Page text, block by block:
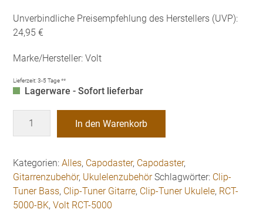
Unverbindliche Preisempfehlung des Herstellers (UVP):
24,95 €
Marke/Hersteller: Volt
Lieferzeit:3-5 Tage **
Lagerware - Sofort lieferbar
RCT-
black
Clip-
Tuner
Gitarre/Bass/Ukulele
In den Warenkorb
Kategorien:Alles, Capodaster, Capodaster,
Gitarrenzubehör, Ukulelenzubehör Schlagwörter: Clip-
Tuner Bass, Clip-Tuner Gitarre, Clip-Tuner Ukulele, RCT-
5000-BK,Volt RCT-5000